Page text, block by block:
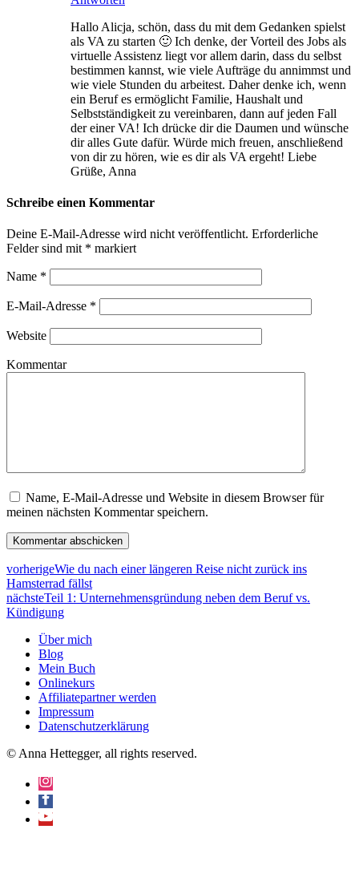
Hallo Alicja, schön, dass du mit dem Gedanken spielst
als VA zu starten 🙂 Ich denke, der Vorteil des Jobs als
virtuelle Assistenz liegt vor allem darin, dass du selbst
bestimmen kannst, wie viele Aufträge du annimmst und
wie viele Stunden du arbeitest. Daher denke ich, wenn
ein Beruf es ermöglicht Familie, Haushalt und
Selbstständigkeit zu vereinbaren, dann auf jeden Fall
der einer VA! Ich drücke dir die Daumen und wünsche
dir alles Gute dafür. Würde mich freuen, anschließend
von dir zu hören, wie es dir als VA ergeht! Liebe
Grüße, Anna
Schreibe einen Kommentar
Deine E-Mail-Adresse wird nicht veröffentlicht. Erforderliche
Felder sind mit * markiert
Name *
E-Mail-Adresse *
Website
Kommentar
Name, E-Mail-Adresse und Website in diesem Browser für
meinen nächsten Kommentar speichern.
vorherigeWie du nach einer längeren Reise nicht zurück ins
Hamsterrad fällst
nächsteTeil 1: Unternehmensgründung neben dem Beruf vs.
Kündigung
Über mich
Blog
Mein Buch
Onlinekurs
Affiliatepartner werden
Impressum
Datenschutzerklärung
© Anna Hettegger, all rights reserved.